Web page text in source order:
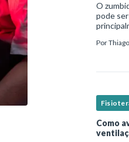
O
pode
Por
Como